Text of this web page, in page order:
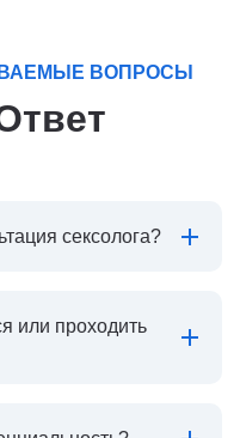
ВОПРОСЫ
сексолога?
или проходить